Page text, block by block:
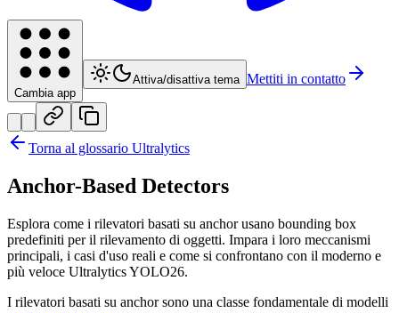
Cambia app
Attiva/disattiva tema Mettiti in contatto
Torna al glossario Ultralytics
Anchor-Based Detectors
Esplora come i rilevatori basati su anchor usano bounding box
predefiniti per il rilevamento di oggetti. Impara i loro meccanismi
principali, i casi d'uso reali e come si confrontano con il moderno e
più veloce Ultralytics YOLO26.
I rilevatori basati su anchor sono una classe fondamentale di modelli